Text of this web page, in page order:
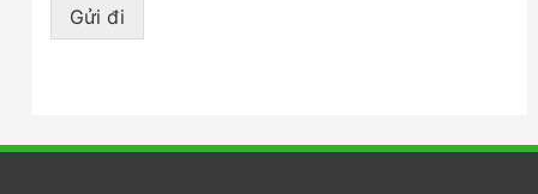
Gửi đi